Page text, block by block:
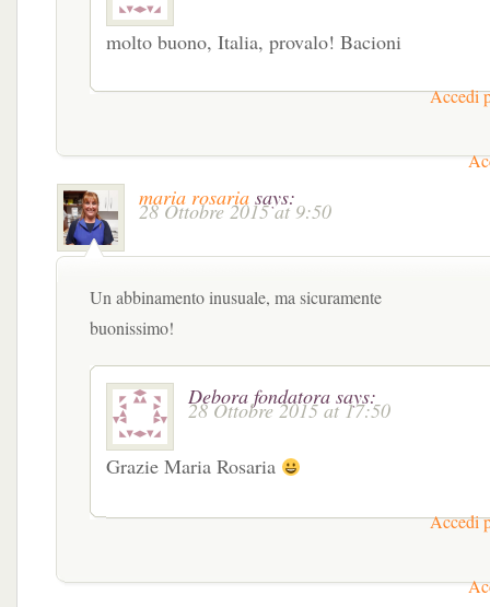
molto buono, Italia, provalo! Bacioni
Accedi
maria rosaria says:
28 Ottobre 2015 at 9:50
Un abbinamento inusuale, ma sicuramente
buonissimo!
Debora fondatora says:
28 Ottobre 2015 at 17:50
Grazie Maria Rosaria
Accedi